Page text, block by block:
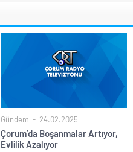
Gündem 24.02.2025
Çorum’da Boşanmalar Artıyor,
Evlilik Azalıyor